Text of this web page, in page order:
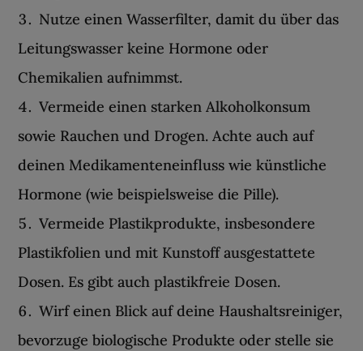
Nutze einen Wasserfilter, damit du über das
Leitungswasser keine Hormone oder
Chemikalien aufnimmst.
Vermeide einen starken Alkoholkonsum
sowie Rauchen und Drogen. Achte auch auf
deinen Medikamenteneinfluss wie künstliche
Hormone (wie beispielsweise die Pille).
Vermeide Plastikprodukte, insbesondere
Plastikfolien und mit Kunstoff ausgestattete
Dosen. Es gibt auch plastikfreie Dosen.
Wirf einen Blick auf deine Haushaltsreiniger,
bevorzuge biologische Produkte oder stelle sie